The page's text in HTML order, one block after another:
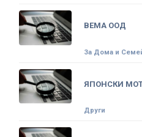
ВЕМА ООД
За Дома и
ЯПОНСКИ
Други